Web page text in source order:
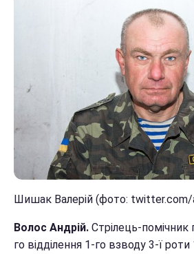
Шишак Валерій (фото: twitter.com/
Волос Андрій. Стрілець-
го відділення 1-го взводу 3-ї